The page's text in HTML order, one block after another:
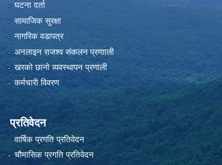
घटना दर्ता
सामाजिक सुरक्षा
नागरिक वडापत्र
अनलाइन राजश्व संकलन प्रणााली
खरको छानो व्यवस्थापन प्रणाली
कर्मचारी विवरण
प्रतिवेदन
वार्षिक प्रगति प्रतिवेदन
चौमासिक प्रगति प्रतिवेदन